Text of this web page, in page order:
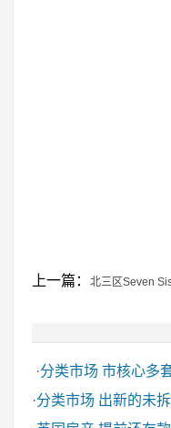
上一篇： 北三区Seven
·分类市场 市核心多
·分类市场 出新的未